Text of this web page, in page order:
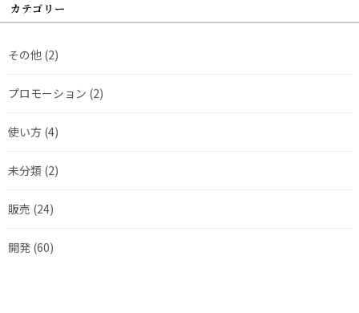
カテゴリー
その他 (2)
プロモーション (2)
使い方 (4)
未分類 (2)
販売 (24)
開発 (60)